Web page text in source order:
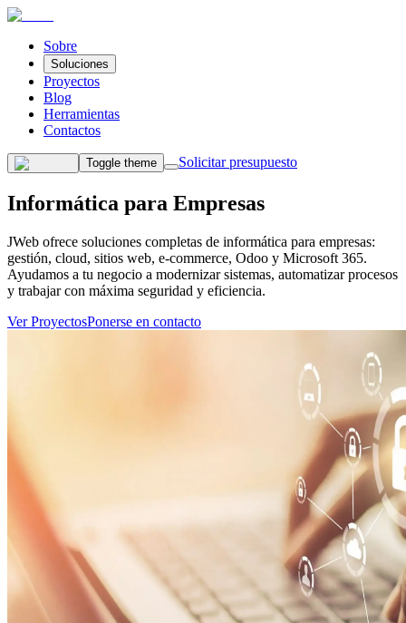
Sobre
Soluciones
Proyectos
Blog
Herramientas
Contactos
Toggle theme Solicitar presupuesto
Informática para Empresas
JWeb ofrece soluciones completas de informática para empresas:
gestión, cloud, sitios web, e-commerce, Odoo y Microsoft 365.
Ayudamos a tu negocio a modernizar sistemas, automatizar procesos
y trabajar con máxima seguridad y eficiencia.
Ver ProyectosPonerse en contacto